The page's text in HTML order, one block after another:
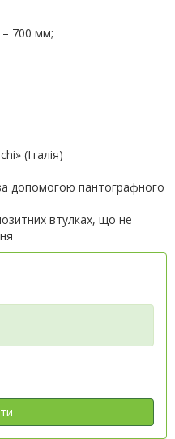
700 мм;
(Італія)
допомогою пантографного
втулках, що не